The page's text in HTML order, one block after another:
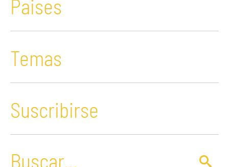
Paises
Temas
Suscribirse